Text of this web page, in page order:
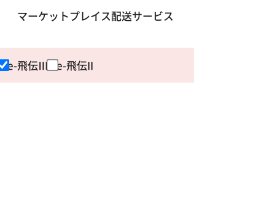
マーケットプレイス配送サービス
e-飛伝Ⅲ e-飛伝II